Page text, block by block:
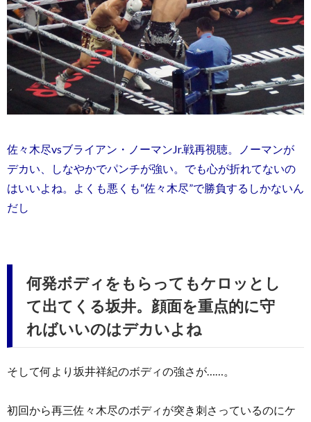
佐々木尽vsブライアン・ノーマンJr.戦再視聴。ノーマンが
デカい、しなやかでパンチが強い。でも心が折れてないの
はいいよね。よくも悪くも“佐々木尽”で勝負するしかないん
だし
何発ボディをもらってもケロッとし
て出てくる坂井。顔面を重点的に守
ればいいのはデカいよね
そして何より坂井祥紀のボディの強さが……。
初回から再三佐々木尽のボディが突き刺さっているのにケ